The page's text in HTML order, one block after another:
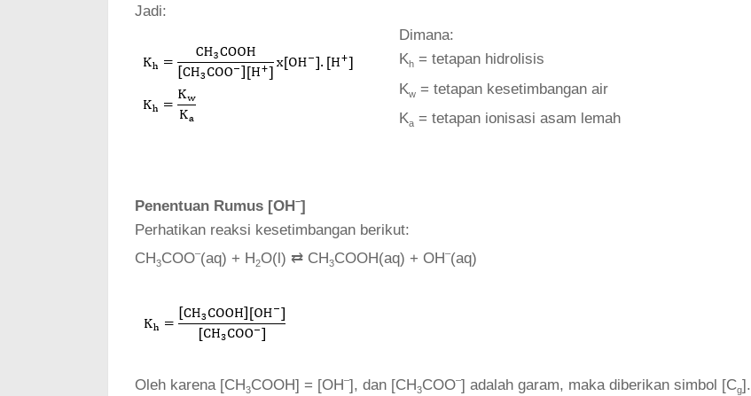
Jadi:
Dimana:
Kh = tetapan hidrolisis
Kw = tetapan kesetimbangan air
Ka = tetapan ionisasi asam lemah
Penentuan Rumus [OH–]
Perhatikan reaksi kesetimbangan berikut:
CH3COO–(aq) + H2O(l) ⇄ CH3COOH(aq) + OH–(aq)
Oleh karena [CH3COOH] = [OH–], dan [CH3COO–] adalah garam, maka diberikan simbol [Cg].